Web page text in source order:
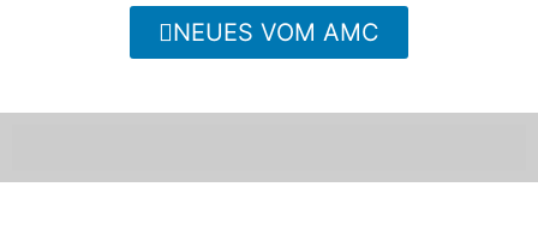
NEUES VOM AMC